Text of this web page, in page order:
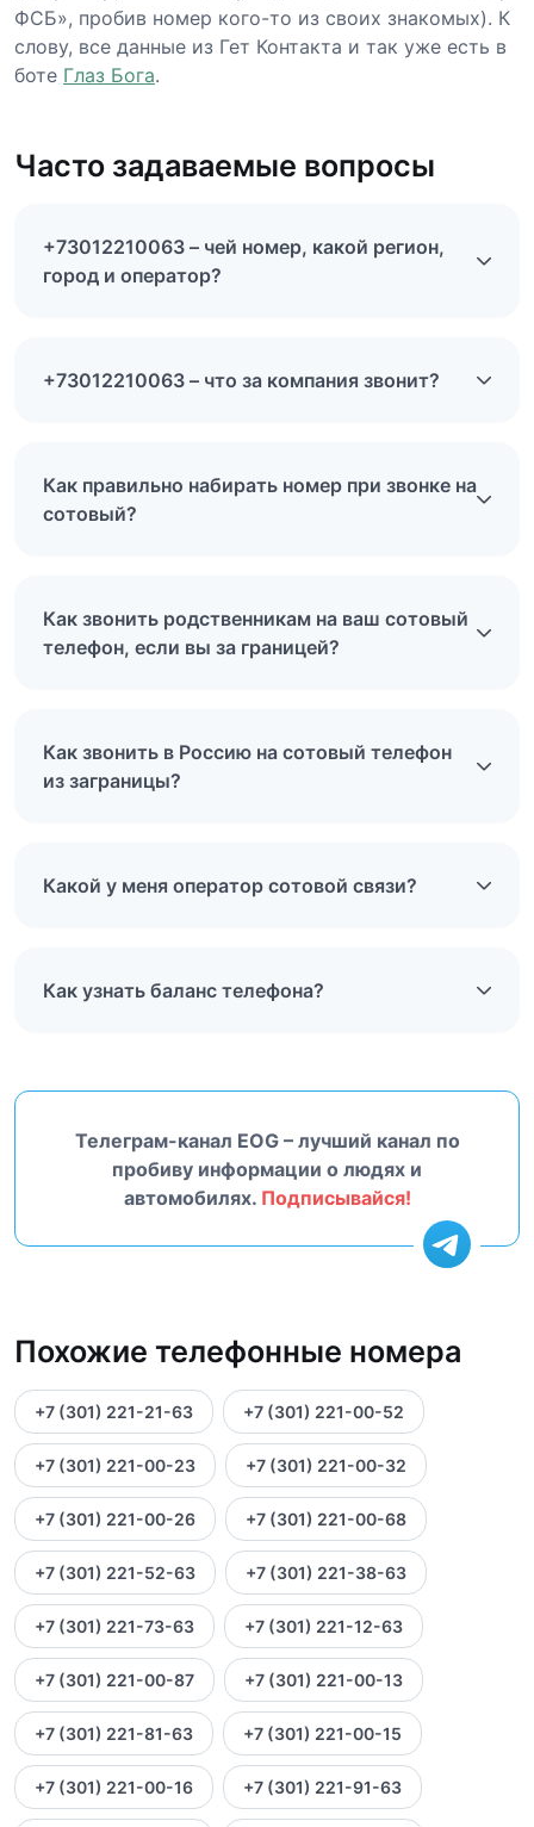
ФСБ», пробив номер кого-то из своих знакомых). К
слову, все данные из Гет Контакта и так уже есть в
боте Глаз Бога.
Часто задаваемые вопросы
+73012210063 – чей номер, какой регион,
город и оператор?
+73012210063 – что за компания звонит?
Как правильно набирать номер при звонке на
сотовый?
Как звонить родственникам на ваш сотовый
телефон, если вы за границей?
Как звонить в Россию на сотовый телефон
из заграницы?
Какой у меня оператор сотовой связи?
Как узнать баланс телефона?
Телеграм-канал EOG – лучший канал по
пробиву информации о людях и
автомобилях. Подписывайся!
Похожие телефонные номера
+7 (301) 221-21-63 +7 (301) 221-00-52
+7 (301) 221-00-23 +7 (301) 221-00-32
+7 (301) 221-00-26 +7 (301) 221-00-68
+7 (301) 221-52-63 +7 (301) 221-38-63
+7 (301) 221-73-63 +7 (301) 221-12-63
+7 (301) 221-00-87 +7 (301) 221-00-13
+7 (301) 221-81-63 +7 (301) 221-00-15
+7 (301) 221-00-16 +7 (301) 221-91-63